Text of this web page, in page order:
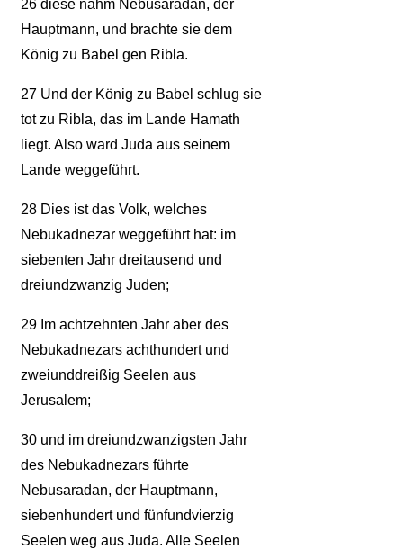
26diese nahm Nebusaradan, der
Hauptmann, und brachte sie dem
König zu Babel gen Ribla.
27Und der König zu Babel schlug sie
tot zu Ribla, das im Lande Hamath
liegt. Also ward Juda aus seinem
Lande weggeführt.
28Dies ist das Volk, welches
Nebukadnezar weggeführt hat: im
siebenten Jahr dreitausend und
dreiundzwanzig Juden;
29Im achtzehnten Jahr aber des
Nebukadnezars achthundert und
zweiunddreißig Seelen aus
Jerusalem;
30und im dreiundzwanzigsten Jahr
des Nebukadnezars führte
Nebusaradan, der Hauptmann,
siebenhundert und fünfundvierzig
Seelen weg aus Juda. Alle Seelen